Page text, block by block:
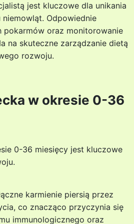
jest kluczowe dla unikania
Odpowiednie
pokarmów oraz monitorowanie
na skuteczne zarządzanie dietą
rozwoju.
w okresie 0-36
0-36 miesięcy jest kluczowe
karmienie piersią przez
co znacząco przyczynia się
immunologicznego oraz